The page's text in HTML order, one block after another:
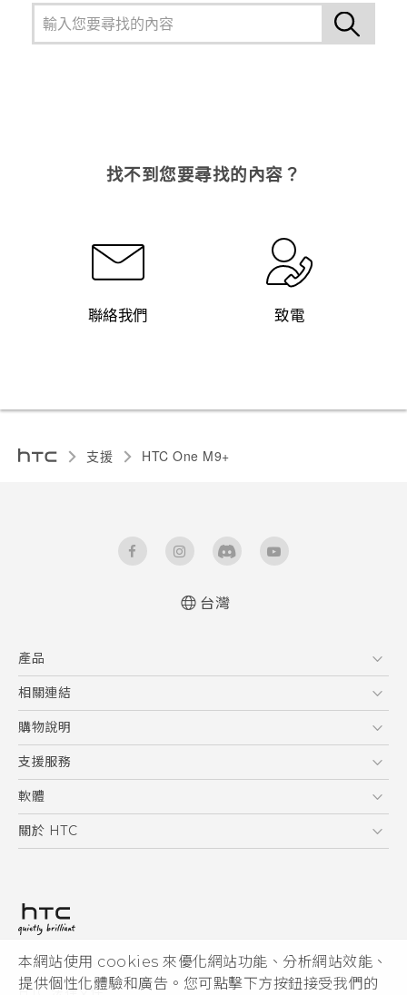
本網站使用 cookies 來優化網站功能、分析網站效能、
提供個性化體驗和廣告。您可點擊下方按鈕接受我們的
找不到您要尋找的內容？
聯絡我們 致電
支援 HTC One M9+‎
台灣
產品
5G
智慧型手機
配件
相關連結
HTC Research
購物說明
購物須知
訂單管理
付款方式
支援服務
到府收送維修服務
服務中心資訊
客戶服務佈告欄
軟體
應用程式
HTC Sync Manager
關於 HTC
投資人
隱私權政策
© 2011-2026 HTC Corporation